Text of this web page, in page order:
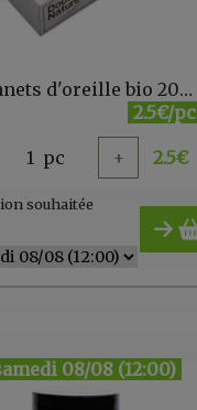
Bâtonnets d'oreille bio 200pc Douce Nature
2.5€/pc
1 pc + 2.5€
souhaitée
08/08 (12:00)